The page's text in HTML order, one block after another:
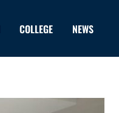
COLLEGE NEWS